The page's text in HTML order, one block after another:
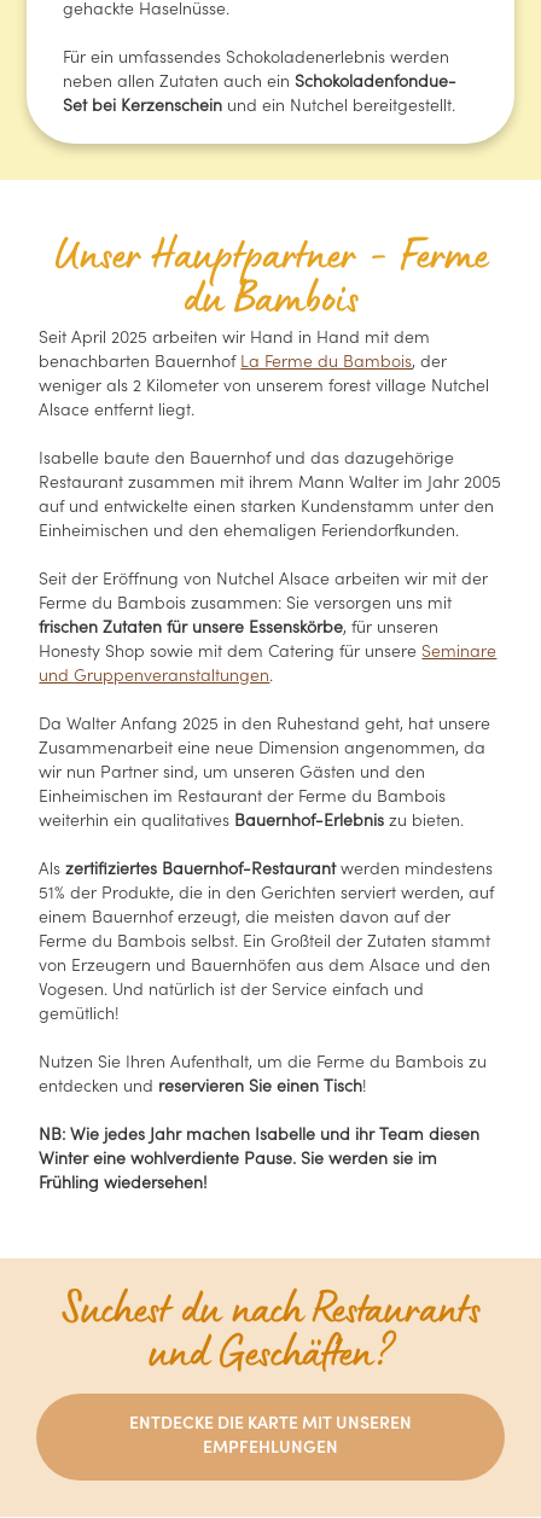
gehackte Haselnüsse.
Für ein umfassendes Schokoladenerlebnis werden
neben allen Zutaten auch einSchokoladenfondue-
Set bei Kerzenschein und ein Nutchel bereitgestellt.
Unser Hauptpartner - Ferme
du Bambois
Seit April 2025 arbeiten wir Hand in Hand mit dem
benachbarten Bauernhof La Ferme du Bambois, der
weniger als 2 Kilometer von unserem forest village Nutchel
Alsace entfernt liegt.
Isabelle baute den Bauernhof und das dazugehörige
Restaurant zusammen mit ihrem Mann Walter im Jahr 2005
auf und entwickelte einen starken Kundenstamm unter den
Einheimischen und den ehemaligen Feriendorfkunden.
Seit der Eröffnung von Nutchel Alsace arbeiten wir mit der
Ferme du Bambois zusammen: Sie versorgen uns mit
frischen Zutaten für unsere Essenskörbe, für unseren
Honesty Shop sowie mit dem Catering für unsereSeminare
und Gruppenveranstaltungen.
Da Walter Anfang 2025 in den Ruhestand geht, hat unsere
Zusammenarbeit eine neue Dimension angenommen, da
wir nun Partner sind, um unseren Gästen und den
Einheimischen im Restaurant der Ferme du Bambois
weiterhin ein qualitatives Bauernhof-Erlebnis zu bieten.
Alszertifiziertes Bauernhof-Restaurantwerden mindestens
51% der Produkte, die in den Gerichten serviert werden, auf
einem Bauernhof erzeugt, die meisten davon auf der
Ferme du Bambois selbst. Ein Großteil der Zutaten stammt
von Erzeugern und Bauernhöfen aus dem Alsace und den
Vogesen. Und natürlich ist der Service einfach und
gemütlich!
Nutzen Sie Ihren Aufenthalt, um die Ferme du Bambois zu
entdecken und reservieren Sie einen Tisch!
NB: Wie jedes Jahr machen Isabelle und ihr Team diesen
Winter eine wohlverdiente Pause. Sie werden sie im
Frühling wiedersehen!
Suchest du nach Restaurants
und Geschäften?
ENTDECKE DIE KARTE MIT UNSEREN
EMPFEHLUNGEN